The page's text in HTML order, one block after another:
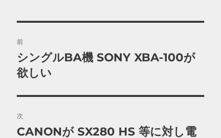
稿
ナ
ビ
ゲ
前
前
の
稿:
シングルBA機 SONY XBA-100が
欲しい
次
次
CANONが SX280 HS 等に対し電